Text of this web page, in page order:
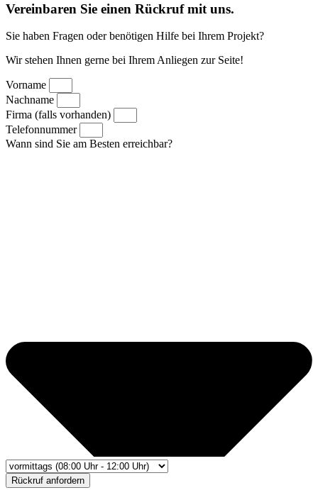
Vereinbaren Sie einen Rückruf mit uns.
Sie haben Fragen oder benötigen Hilfe bei Ihrem Projekt?
Wir stehen Ihnen gerne bei Ihrem Anliegen zur Seite!
Vorname
Nachname
Firma (falls vorhanden)
Telefonnummer
Wann sind Sie am Besten erreichbar?
Rückruf anfordern